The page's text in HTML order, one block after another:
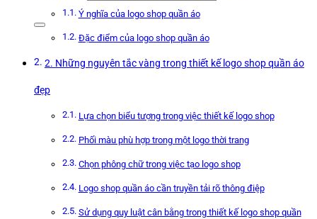
Ý nghĩa của logo shop quần áo
Đặc điểm của logo shop quần áo
2. Những nguyên tắc vàng trong thiết kế logo shop quần áo
đẹp
Lựa chọn biểu tượng trong việc thiết kế logo shop
Phối màu phù hợp trong một logo thời trang
Chọn phông chữ trong việc tạo logo shop
Logo shop quần áo cần truyền tải rõ thông điệp
Sử dụng quy luật cân bằng trong thiết kế logo shop quần